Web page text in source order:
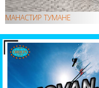
МАНАСТИР ТУМАНЕ